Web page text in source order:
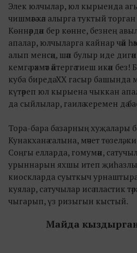
Элек юлчылар, юл кырыенда
чишмәгә хәл алырга туктый
Көннәрдән бер көнне, безнең
апалар, юлчыларга кайнар чәй
алып менсәң, шәп булыр иде дигән
кемгә рәхмәт әйтергә тиеш икән
куба биредә. XX гасыр башында
күтәреп юл кырыена чыккан
да сыйлылар, гаилә керемен дә
Тора-бара базарның хуҗалары
Кунакханә салына, мәчет төзелә,
Соңгы елларда, гомумән,
урыннарын яхшы итеп
киоскларда суыткыч
куялар, сатучылар исә пластик
чыгарып, үз ризыгын кыстый.
Майда